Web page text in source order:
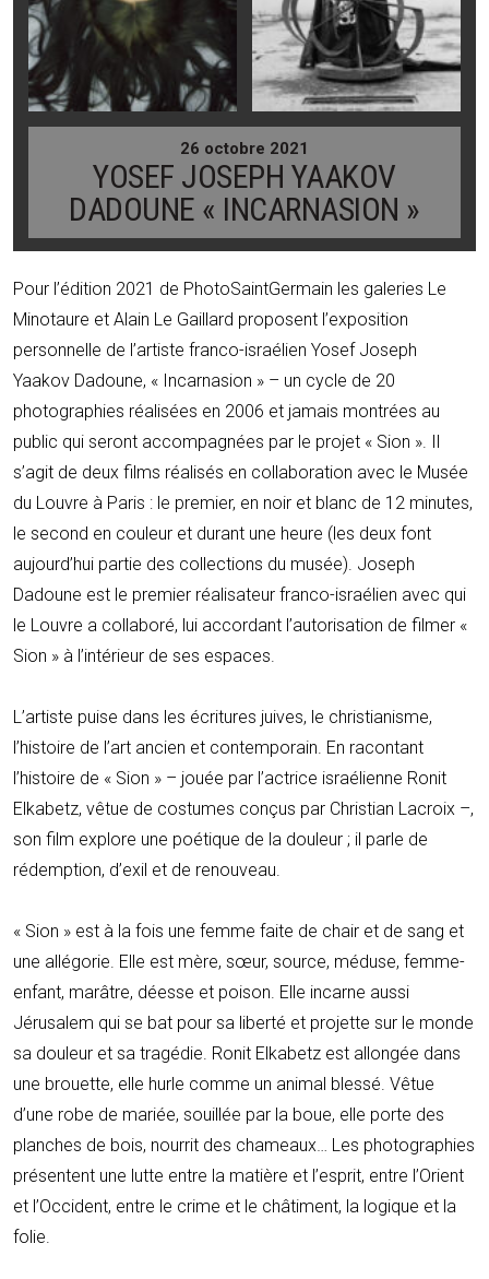
26 octobre 2021
YOSEF JOSEPH YAAKOV
DADOUNE « INCARNASION »
Pour l’édition 2021 de PhotoSaintGermain les galeries Le
Minotaure et Alain Le Gaillard proposent l’exposition
personnelle de l’artiste franco-israélien Yosef Joseph
Yaakov Dadoune, « Incarnasion » – un cycle de 20
photographies réalisées en 2006 et jamais montrées au
public qui seront accompagnées par le projet « Sion ». Il
s’agit de deux films réalisés en collaboration avec le Musée
du Louvre à Paris : le premier, en noir et blanc de 12 minutes,
le second en couleur et durant une heure (les deux font
aujourd’hui partie des collections du musée). Joseph
Dadoune est le premier réalisateur franco-israélien avec qui
le Louvre a collaboré, lui accordant l’autorisation de filmer «
Sion » à l’intérieur de ses espaces.
L’artiste puise dans les écritures juives, le christianisme,
l’histoire de l’art ancien et contemporain. En racontant
l’histoire de « Sion » – jouée par l’actrice israélienne Ronit
Elkabetz, vêtue de costumes conçus par Christian Lacroix –,
son film explore une poétique de la douleur ; il parle de
rédemption, d’exil et de renouveau.
« Sion » est à la fois une femme faite de chair et de sang et
une allégorie. Elle est mère, sœur, source, méduse, femme-
enfant, marâtre, déesse et poison. Elle incarne aussi
Jérusalem qui se bat pour sa liberté et projette sur le monde
sa douleur et sa tragédie. Ronit Elkabetz est allongée dans
une brouette, elle hurle comme un animal blessé. Vêtue
d’une robe de mariée, souillée par la boue, elle porte des
planches de bois, nourrit des chameaux… Les photographies
présentent une lutte entre la matière et l’esprit, entre l’Orient
et l’Occident, entre le crime et le châtiment, la logique et la
folie.